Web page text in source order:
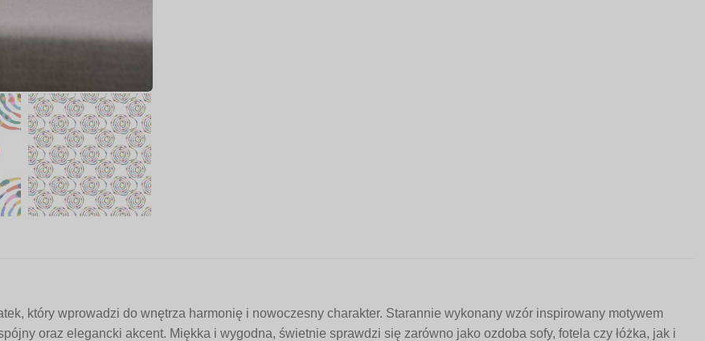
który wprowadzi do wnętrza harmonię i nowoczesny charakter. Starannie wykonany wzór inspirowany motywem
oraz elegancki akcent. Miękka i wygodna, świetnie sprawdzi się zarówno jako ozdoba sofy, fotela czy łóżka, jak i